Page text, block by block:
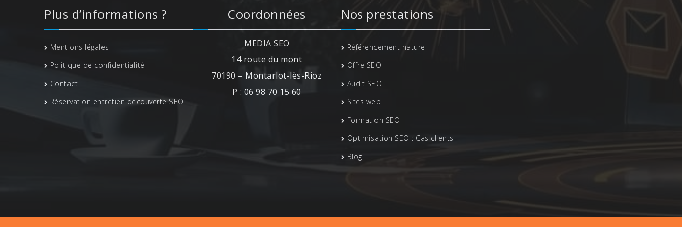
Plus d’informations ?
Mentions légales
Politique de confidentialité
Contact
Réservation entretien découverte SEO
Coordonnées
MEDIA SEO
14 route du mont
70190 – Montarlot-lès-Rioz
P : 06 98 70 15 60
Nos prestations
Référencement naturel
Offre SEO
Audit SEO
Sites web
Formation SEO
Optimisation SEO : Cas clients
Blog